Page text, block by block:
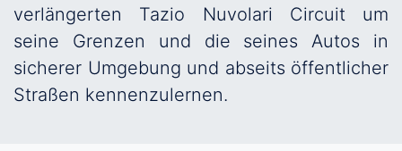
verlängerten Tazio Nuvolari Circuit um
seine Grenzen und die seines Autos in
sicherer Umgebung und abseits öffentlicher
Straßen kennenzulernen.